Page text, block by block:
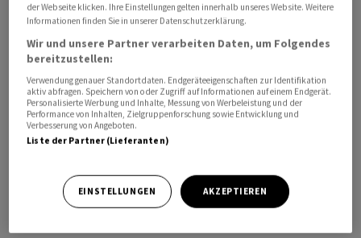
REGISTRIEREN
der Webseite klicken. Ihre Einstellungen gelten innerhalb unseres Website. Weitere
Informationen finden Sie in unserer Datenschutzerklärung.
Wir und unsere Partner verarbeiten Daten, um Folgendes
bereitzustellen:
Verwendung genauer Standortdaten. Endgeräteeigenschaften zur Identifikation
aktiv abfragen. Speichern von oder Zugriff auf Informationen auf einem Endgerät.
Personalisierte Werbung und Inhalte, Messung von Werbeleistung und der
Performance von Inhalten, Zielgruppenforschung sowie Entwicklung und
Verbesserung von Angeboten.
Liste der Partner (Lieferanten)
EINSTELLUNGEN AKZEPTIEREN